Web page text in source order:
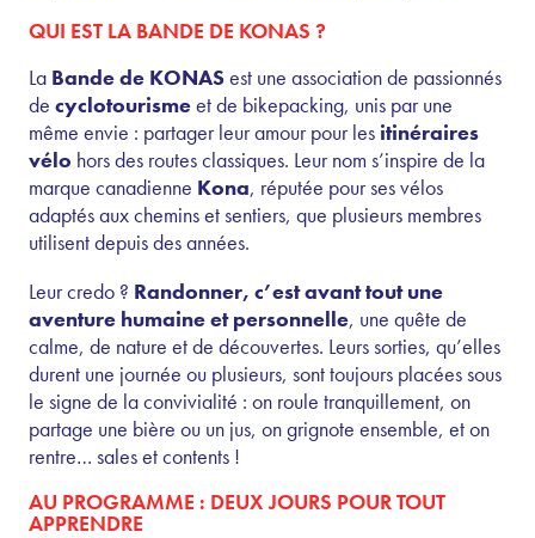
QUI EST LA BANDE DE KONAS ?
La Bande de KONASest une association de passionnés
de cyclotourismeet de bikepacking, unis par une
même envie : partager leur amour pour les itinéraires
vélo hors des routes classiques. Leur nom s’inspire de la
marque canadienne Kona, réputée pour ses vélos
adaptés aux chemins et sentiers, que plusieurs membres
utilisent depuis des années.
Leur credo ? Randonner, c’est avant tout une
aventure humaine et personnelle, une quête de
calme, de nature et de découvertes. Leurs sorties, qu’elles
durent une journée ou plusieurs, sont toujours placées sous
le signe de la convivialité : on roule tranquillement, on
partage une bière ou un jus, on grignote ensemble, et on
rentre… sales et contents !
AU PROGRAMME : DEUX JOURS POUR TOUT
APPRENDRE